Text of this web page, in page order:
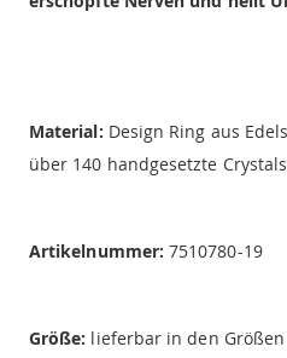
Material: Design Ring aus
über 140 handgesetzte Crystals
Artikelnummer: 7510780-19
Größe: lieferbar in den